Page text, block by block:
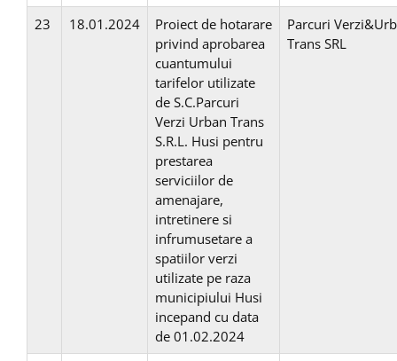
23 18.01.2024
Proiect de hotarare
privind aprobarea
cuantumului
tarifelor utilizate
de S.C.Parcuri
Verzi Urban Trans
S.R.L. Husi pentru
prestarea
serviciilor de
amenajare,
intretinere si
infrumusetare a
spatiilor verzi
utilizate pe raza
municipiului Husi
incepand cu data
de 01.02.2024
Parcuri
Trans SRL